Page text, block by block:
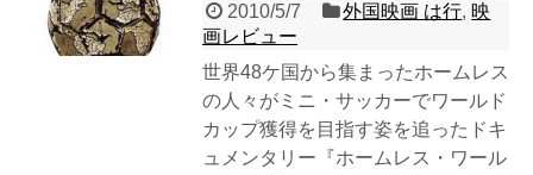
2010/5/7 外国映画 は行, 映
画レビュー
世界48ケ国から集まったホームレス
の人々がミニ・サッカーでワールド
カップ獲得を目指す姿を追ったドキ
ュメンタリー『ホームレス・ワール